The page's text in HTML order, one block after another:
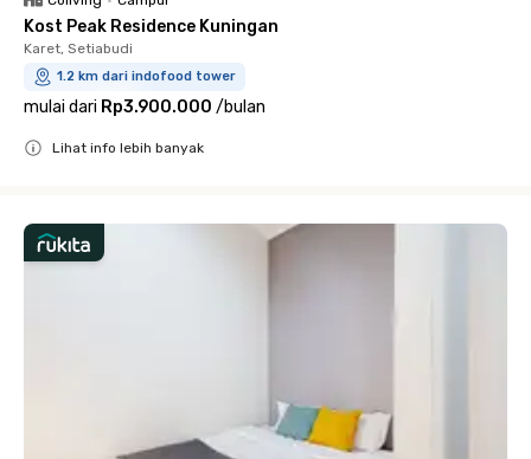
Kost Peak Residence Kuningan
Karet, Setiabudi
1.2 km dari indofood tower
mulai dari Rp3.900.000 /bulan
Lihat info lebih banyak